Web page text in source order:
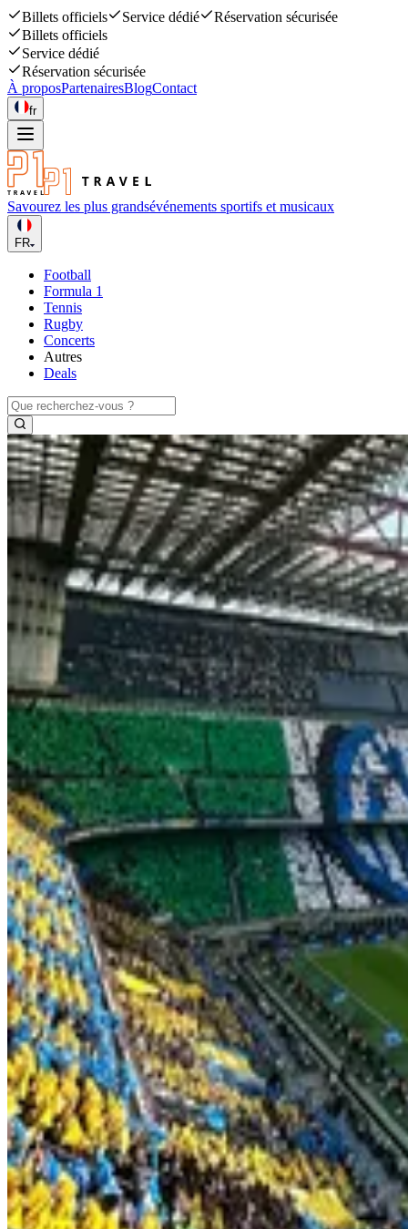
Billets officiels Service dédié
Réservation sécurisée
Billets officiels
Service dédié
Réservation sécurisée
À proposPartenairesBlogContact
fr
Savourez les plus grandsévénements sportifs et musicaux
FR
Football
Formula 1
Tennis
Rugby
Concerts
Autres
Deals